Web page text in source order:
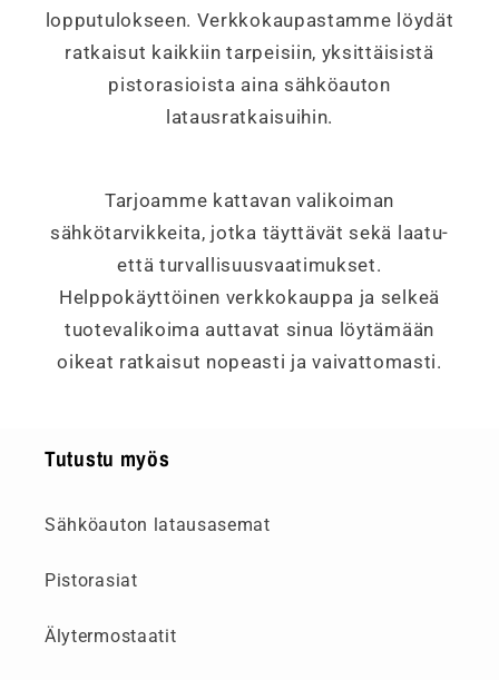
lopputulokseen. Verkkokaupastamme löydät
ratkaisut kaikkiin tarpeisiin, yksittäisistä
pistorasioista aina sähköauton
latausratkaisuihin.
Tarjoamme kattavan valikoiman
sähkötarvikkeita, jotka täyttävät sekä laatu-
että turvallisuusvaatimukset.
Helppokäyttöinen verkkokauppa ja selkeä
tuotevalikoima auttavat sinua löytämään
oikeat ratkaisut nopeasti ja vaivattomasti.
Tutustu myös
Sähköauton latausasemat
Pistorasiat
Älytermostaatit